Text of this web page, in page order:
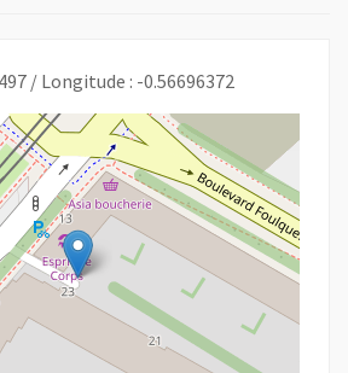
/ Longitude : -0.56696372